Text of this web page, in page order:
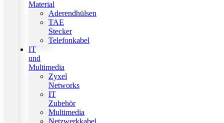
Material
Aderendhülsen
TAE
Stecker
Telefonkabel
IT
und
Multimedia
Zyxel
Networks
IT
Zubehör
Multimedia
Netzwerkkabel